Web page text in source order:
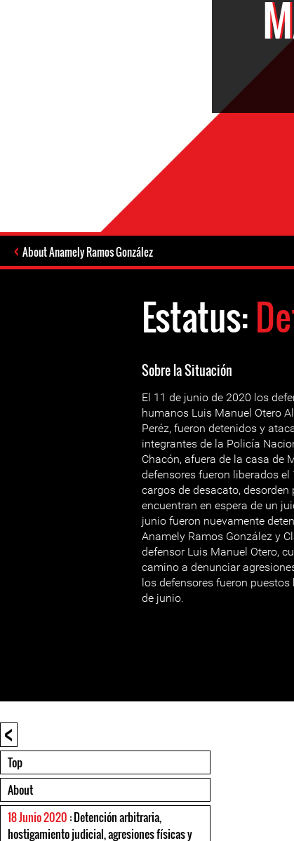
About Anamely Ramos González
Estatus:
Sobre la Situación
El 11 de junio de 2020 los
humanos Luis Manuel Otero
Peréz, fueron detenidos y
integrantes de la Policía
Chacón, afuera de la casa de
defensores fueron liberados
cargos de desacato,
encuentran en espera de un
junio fueron nuevamente
Anamely Ramos González y
defensor Luis Manuel Otero,
camino a denunciar
los defensores fueron
de junio.
<
Top
About
18 Junio 2020 : Detención arbitraria,
hostigamiento judicial, agresiones físicas y